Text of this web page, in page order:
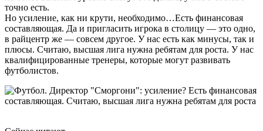
точно есть.
Но усиление, как ни крути, необходимо…Есть финансовая
составляющая. Да и пригласить игрока в столицу — это одно,
в райцентр же — совсем другое. У нас есть как минусы, так и
плюсы. Считаю, высшая лига нужна ребятам для роста. У нас
квалифицированные тренеры, которые могут развивать
футболистов.